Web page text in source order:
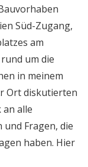
Süd-Zugang,
am
um die
in meinem
Ort diskutierten
an alle
Fragen, die
haben. Hier